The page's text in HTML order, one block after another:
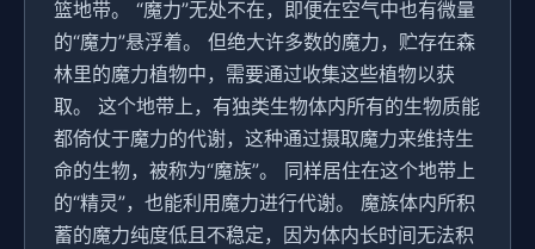
篮地带。 “魔力”无处不在，即便在空气中也有微量
的“魔力”悬浮着。 但绝大许多数的魔力，贮存在森
林里的魔力植物中，需要通过收集这些植物以获
取。 这个地带上，有独类生物体内所有的生物质能
都倚仗于魔力的代谢，这种通过摄取魔力来维持生
命的生物，被称为“魔族”。 同样居住在这个地带上
的“精灵”，也能利用魔力进行代谢。 魔族体内所积
蓄的魔力纯度低且不稳定，因为体内长时间无法积